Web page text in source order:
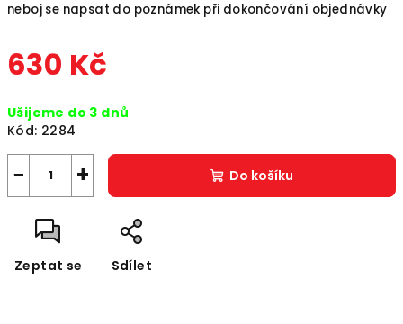
neboj se napsat do poznámek při dokončování objednávky
630 Kč
cena:
Ušijeme do 3 dnů
Kód: 2284
+
− Do košíku
Zeptat se Sdílet